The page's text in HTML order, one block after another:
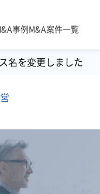
事例 M&A案件一覧
名を変更しました